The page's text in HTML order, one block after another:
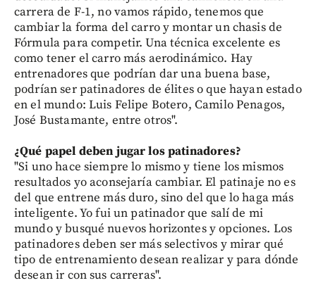
carrera de F-1, no vamos rápido, tenemos que
cambiar la forma del carro y montar un chasis de
Fórmula para competir. Una técnica excelente es
como tener el carro más aerodinámico. Hay
entrenadores que podrían dar una buena base,
podrían ser patinadores de élites o que hayan estado
en el mundo: Luis Felipe Botero, Camilo Penagos,
José Bustamante, entre otros".
¿Qué papel deben jugar los patinadores?
"Si uno hace siempre lo mismo y tiene los mismos
resultados yo aconsejaría cambiar. El patinaje no es
del que entrene más duro, sino del que lo haga más
inteligente. Yo fui un patinador que salí de mi
mundo y busqué nuevos horizontes y opciones. Los
patinadores deben ser más selectivos y mirar qué
tipo de entrenamiento desean realizar y para dónde
desean ir con sus carreras".